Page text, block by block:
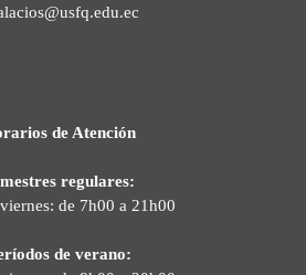
de Atención
regulares:
de 7h00 a 21h00
de verano: